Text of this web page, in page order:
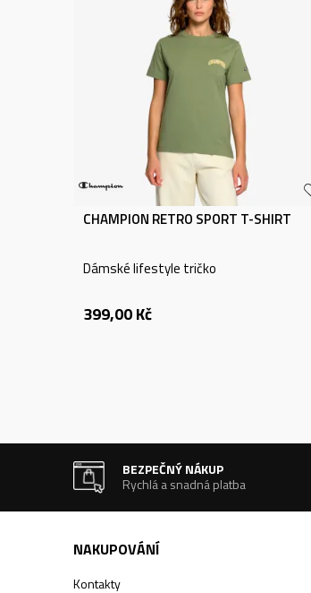
CHAMPION RETRO SPORT T-SHIRT
Dámské lifestyle tričko
399,00Kč
BEZPEČNÝ NÁKUP
Rychlá a snadná platba
NAKUPOVÁNÍ
Kontakty